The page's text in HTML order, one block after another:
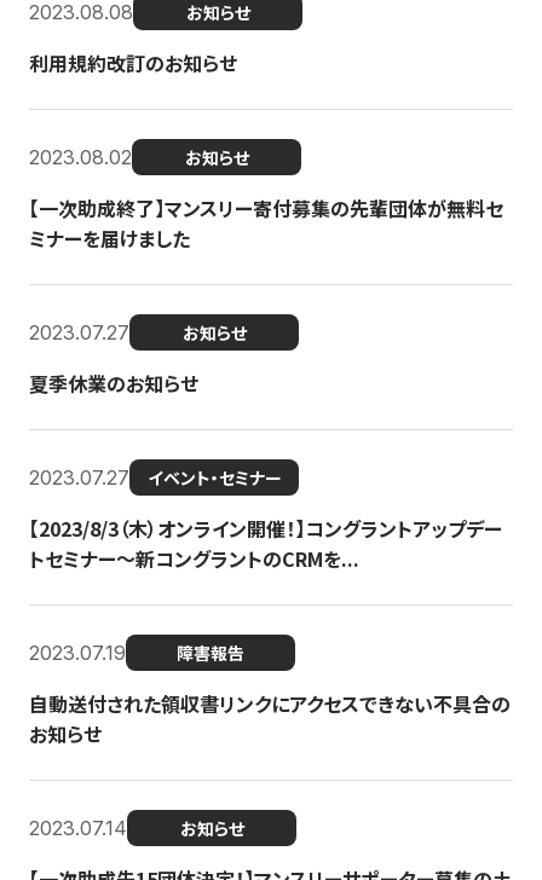
2023.08.08 お知らせ
利用規約改訂のお知らせ
2023.08.02 お知らせ
【一次助成終了】マンスリー寄付募集の先輩団体が無料セ
ミナーを届けました
2023.07.27 お知らせ
夏季休業のお知らせ
2023.07.27 イベント・セミナー
【2023/8/3（木）オンライン開催！】コングラントアップデー
トセミナー〜新コングラントのCRMを...
2023.07.19 障害報告
自動送付された領収書リンクにアクセスできない不具合の
お知らせ
2023.07.14 お知らせ